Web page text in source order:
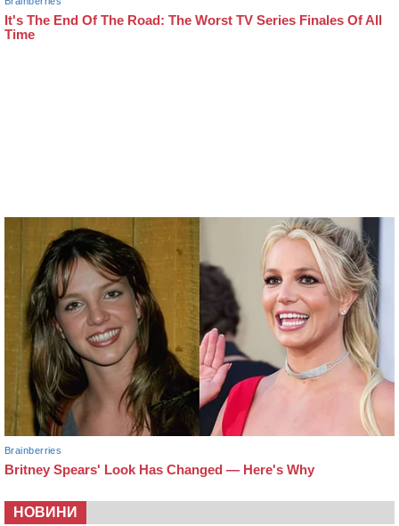
НОВИНИ